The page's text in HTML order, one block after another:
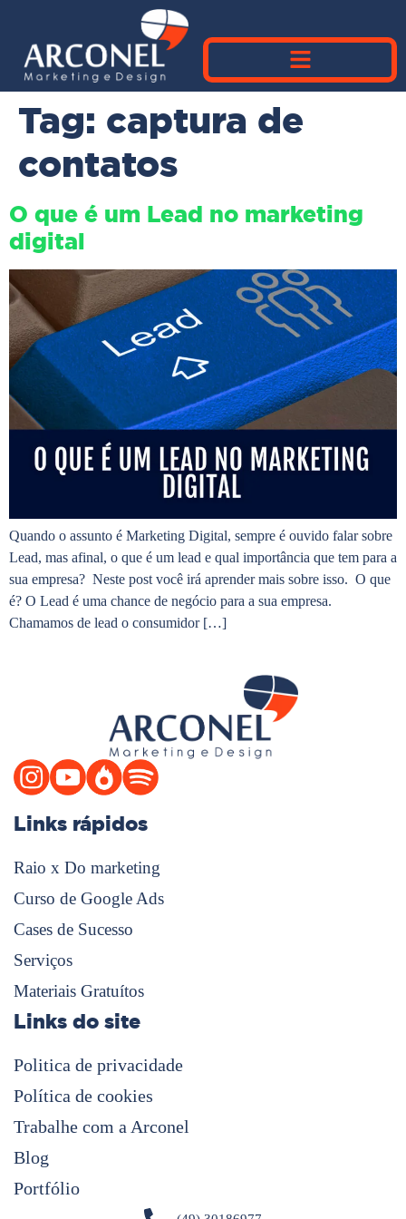
Tag: captura de
contatos
O que é um Lead no marketing
digital
Quando o assunto é Marketing Digital, sempre é ouvido falar sobre
Lead, mas afinal, o que é um lead e qual importância que tem para a
sua empresa? Neste post você irá aprender mais sobre isso. O que
é? O Lead é uma chance de negócio para a sua empresa.
Chamamos de lead o consumidor […]
Links rápidos
Raio x Do marketing
Curso de Google Ads
Cases de Sucesso
Serviços
Materiais Gratuítos
Links do site
Politica de privacidade
Política de cookies
Trabalhe com a Arconel
Blog
Portfólio